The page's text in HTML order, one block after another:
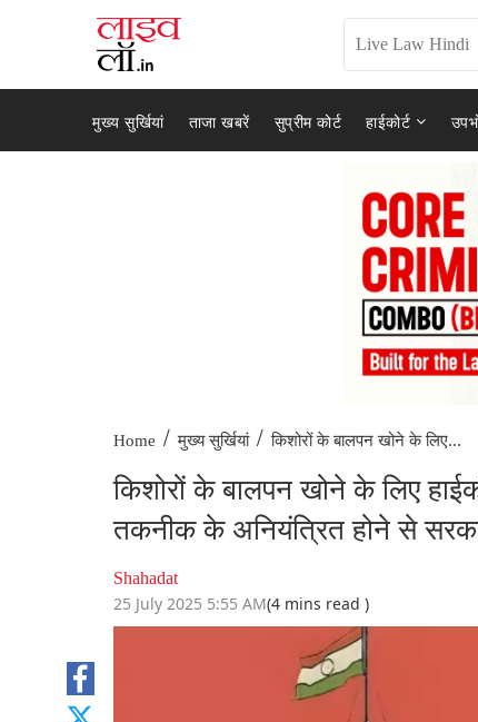
मुख्य सुर्खियां ताजा खबरें सुप्रीम कोर्ट हाईकोर्ट
Home / मुख्य सुर्खियां / किशोरों के बालपन खोने के लिए...
किशोरों के बालपन खोने के लिए
तकनीक के अनियंत्रित होने से
Shahadat
25 July 2025 5:55 AM(4 mins read )